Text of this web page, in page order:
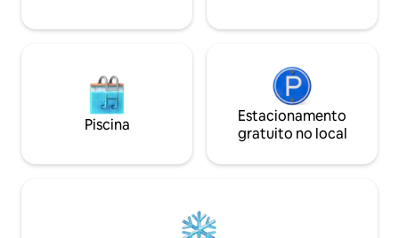
Piscina
Estacionamento
gratuito no local